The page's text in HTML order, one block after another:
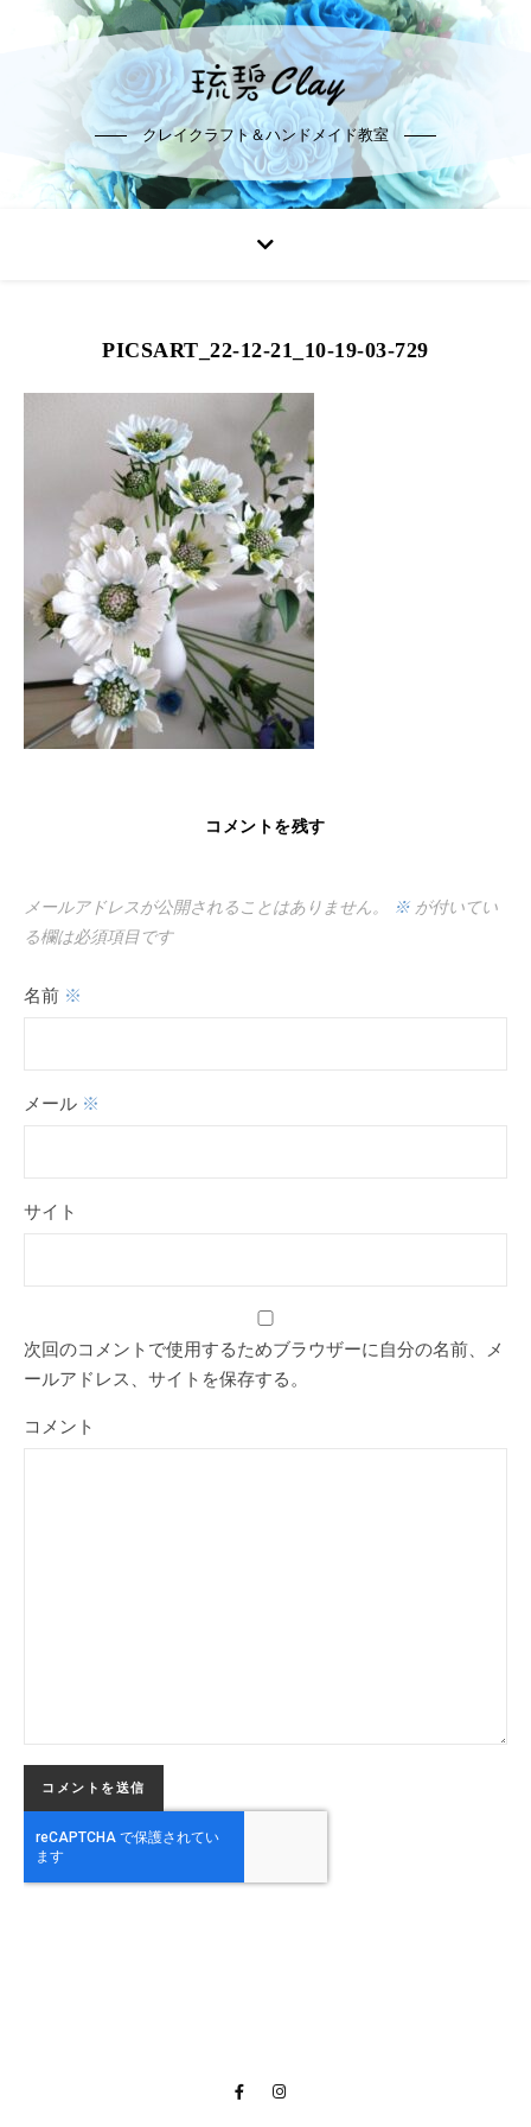
クレイクラフト＆ハンドメイド教室
PICSART_22-12-21_10-19-03-729
コメントを残す
メールアドレスが公開されることはありません。 ※ が付いてい
る欄は必須項目です
名前 ※
メール ※
サイト
次回のコメントで使用するためブラウザーに自分の名前、メ
ールアドレス、サイトを保存する。
コメント